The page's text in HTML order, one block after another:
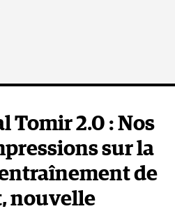
Tomir 2.0 : Nos
sur la
de
nouvelle